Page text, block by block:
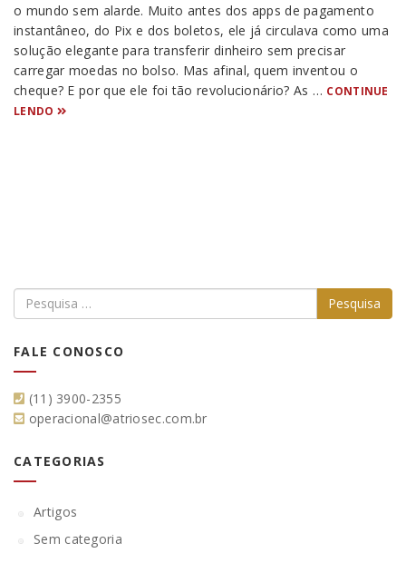
o mundo sem alarde. Muito antes dos apps de pagamento
instantâneo, do Pix e dos boletos, ele já circulava como uma
solução elegante para transferir dinheiro sem precisar
carregar moedas no bolso. Mas afinal, quem inventou o
cheque? E por que ele foi tão revolucionário? As … CONTINUE
LENDO
FALE CONOSCO
(11) 3900-2355
operacional@atriosec.com.br
CATEGORIAS
Artigos
Sem categoria